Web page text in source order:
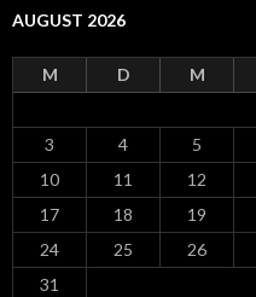
AUGUST 2026
M D M
3
4 5
10
11 12
17
18 19
24
25 26
31